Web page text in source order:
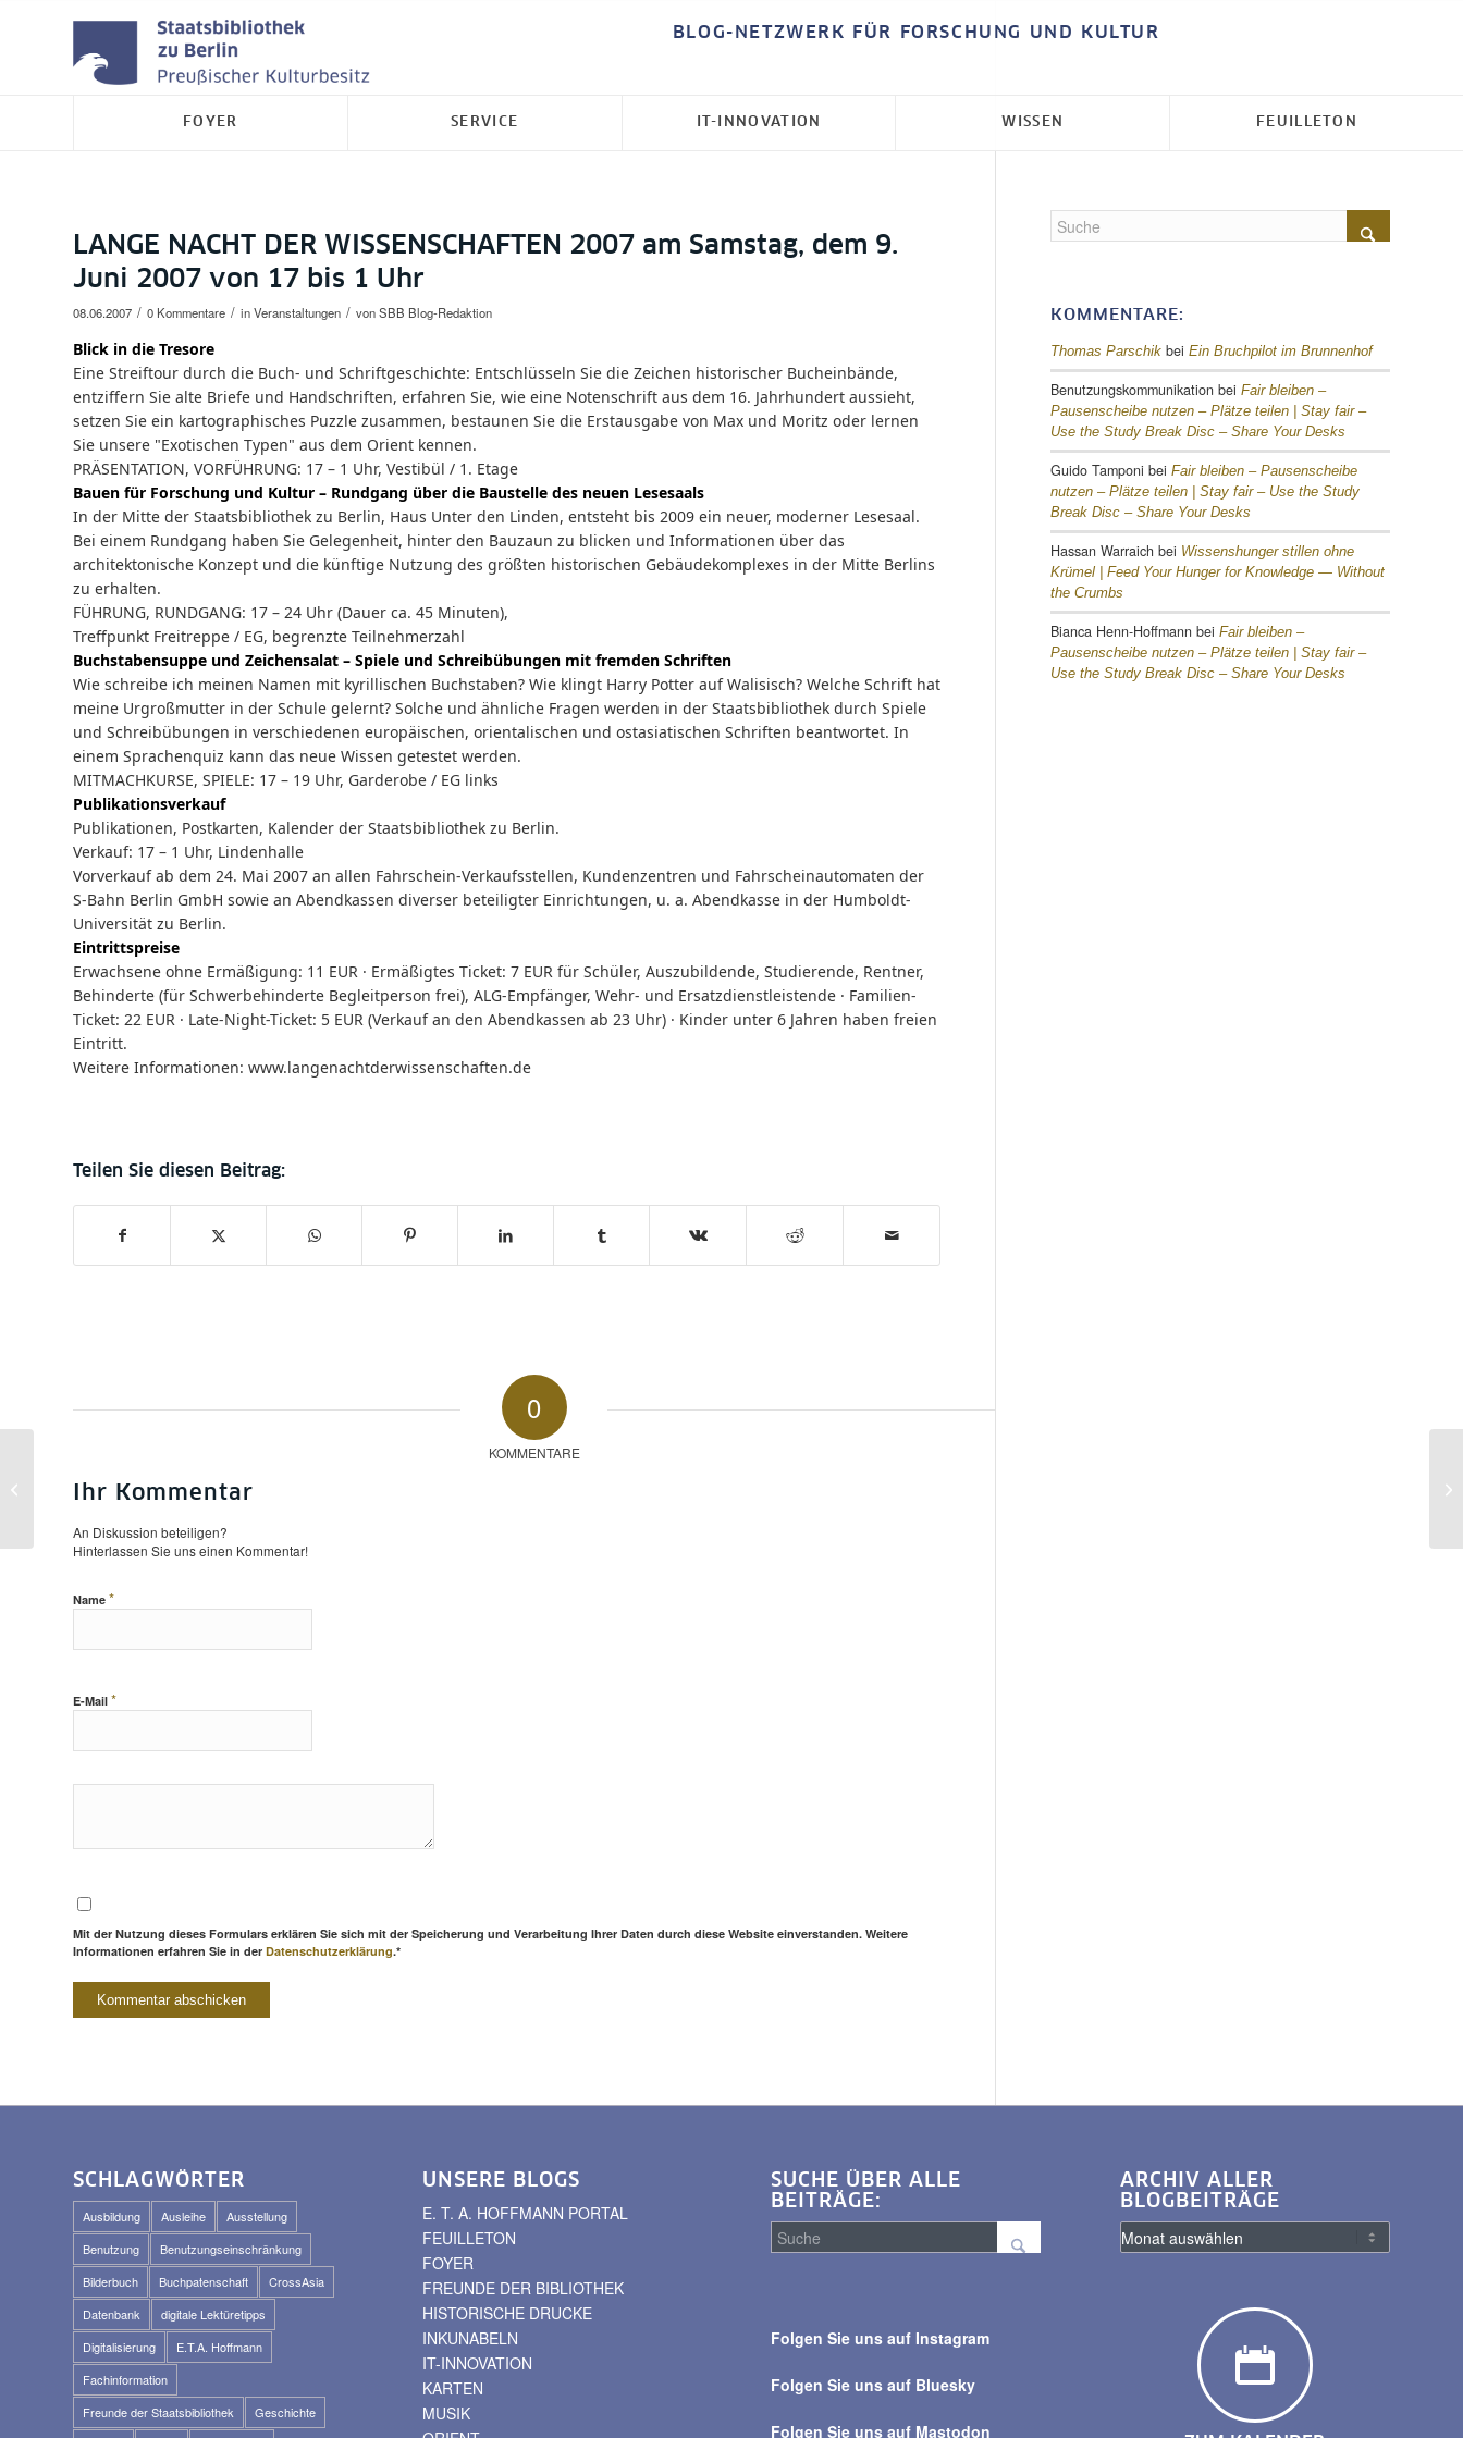
BLOG-NETZWERK FÜR FORSCHUNG UND KULTUR
FOYER SERVICE IT-INNOVATION WISSEN FEUILLETON
LANGE NACHT DER WISSENSCHAFTEN 2007 am Samstag, dem 9.
Juni 2007 von 17 bis 1 Uhr
08.06.2007 / 0 Kommentare / inVeranstaltungen / vonSBB Blog-Redaktion
Blick in die Tresore
Eine Streiftour durch die Buch- und Schriftgeschichte: Entschlüsseln Sie die Zeichen historischer Bucheinbände,
entziffern Sie alte Briefe und Handschriften, erfahren Sie, wie eine Notenschrift aus dem 16. Jahrhundert aussieht,
setzen Sie ein kartographisches Puzzle zusammen, bestaunen Sie die Erstausgabe von Max und Moritz oder lernen
Sie unsere "Exotischen Typen" aus dem Orient kennen.
PRÄSENTATION, VORFÜHRUNG: 17 – 1 Uhr, Vestibül / 1. Etage
Bauen für Forschung und Kultur – Rundgang über die Baustelle des neuen Lesesaals
In der Mitte der Staatsbibliothek zu Berlin, Haus Unter den Linden, entsteht bis 2009 ein neuer, moderner Lesesaal.
Bei einem Rundgang haben Sie Gelegenheit, hinter den Bauzaun zu blicken und Informationen über das
architektonische Konzept und die künftige Nutzung des größten historischen Gebäudekomplexes in der Mitte Berlins
zu erhalten.
FÜHRUNG, RUNDGANG: 17 – 24 Uhr (Dauer ca. 45 Minuten),
Treffpunkt Freitreppe / EG, begrenzte Teilnehmerzahl
Buchstabensuppe und Zeichensalat – Spiele und Schreibübungen mit fremden Schriften
Wie schreibe ich meinen Namen mit kyrillischen Buchstaben? Wie klingt Harry Potter auf Walisisch? Welche Schrift hat
meine Urgroßmutter in der Schule gelernt? Solche und ähnliche Fragen werden in der Staatsbibliothek durch Spiele
und Schreibübungen in verschiedenen europäischen, orientalischen und ostasiatischen Schriften beantwortet. In
einem Sprachenquiz kann das neue Wissen getestet werden.
MITMACHKURSE, SPIELE: 17 – 19 Uhr, Garderobe / EG links
Publikationsverkauf
Publikationen, Postkarten, Kalender der Staatsbibliothek zu Berlin.
Verkauf: 17 – 1 Uhr, Lindenhalle
Vorverkauf ab dem 24. Mai 2007 an allen Fahrschein-Verkaufsstellen, Kundenzentren und Fahrscheinautomaten der
S-Bahn Berlin GmbH sowie an Abendkassen diverser beteiligter Einrichtungen, u. a. Abendkasse in der Humboldt-
Universität zu Berlin.
Eintrittspreise
Erwachsene ohne Ermäßigung: 11 EUR · Ermäßigtes Ticket: 7 EUR für Schüler, Auszubildende, Studierende, Rentner,
Behinderte (für Schwerbehinderte Begleitperson frei), ALG-Empfänger, Wehr- und Ersatzdienstleistende · Familien-
Ticket: 22 EUR · Late-Night-Ticket: 5 EUR (Verkauf an den Abendkassen ab 23 Uhr) · Kinder unter 6 Jahren haben freien
Eintritt.
Weitere Informationen: www.langenachtderwissenschaften.de
0
KOMMENTARE
Ihr Kommentar
An Diskussion beteiligen?
Hinterlassen Sie uns einen Kommentar!
Name *
E-Mail *
Mit der Nutzung dieses Formulars erklären Sie sich mit der Speicherung und Verarbeitung Ihrer Daten durch diese Website einverstanden. Weitere
Informationen erfahren Sie in der Datenschutzerklärung.*
KOMMENTARE:
Thomas Parschik bei Ein Bruchpilot im Brunnenhof
Benutzungskommunikation bei Fair bleiben –
Pausenscheibe nutzen – Plätze teilen | Stay fair –
Use the Study Break Disc – Share Your Desks
Guido Tamponi bei Fair bleiben – Pausenscheibe
nutzen – Plätze teilen | Stay fair – Use the Study
Break Disc – Share Your Desks
Hassan Warraich bei Wissenshunger stillen ohne
Krümel | Feed Your Hunger for Knowledge — Without
the Crumbs
Bianca Henn-Hoffmann bei Fair bleiben –
Pausenscheibe nutzen – Plätze teilen | Stay fair –
Use the Study Break Disc – Share Your Desks
SCHLAGWÖRTER
Ausbildung Ausleihe
Ausstellung
Benutzung
Benutzungseinschränkung
Bilderbuch
Buchpatenschaft
CrossAsia
Datenbank
digitale Lektüretipps
Digitalisierung
E.T.A. Hoffmann
Fachinformation
Freunde der Staatsbibliothek
Geschichte
UNSERE BLOGS
E. T. A. HOFFMANN PORTAL
FEUILLETON
FOYER
FREUNDE DER BIBLIOTHEK
HISTORISCHE DRUCKE
INKUNABELN
IT-INNOVATION
KARTEN
MUSIK
SUCHE ÜBER ALLE
BEITRÄGE:
alle
Folgen Sie uns auf Instagram
Folgen Sie uns auf Bluesky
Folgen Sie uns auf Mastodon
ARCHIV ALLER
BLOGBEITRÄGE
Spektakuläre Erwerbung einer